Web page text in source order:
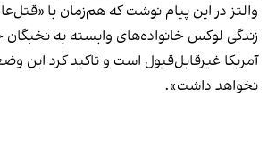
والتز در این پیام نوشت که هم‌زمان با
زندگی لوکس خانواده‌های وابسته به نخبگان
آمریکا غیرقابل‌قبول است و تاکید کرد این
نخواهد داشت».